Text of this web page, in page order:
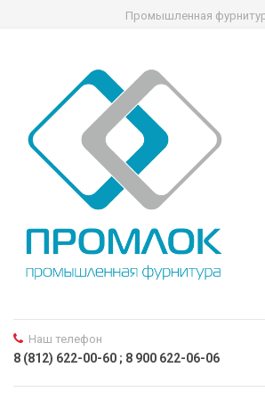
Промышленная
Наш телефон
8 (812) 622-00-60 ; 8 900 622-06-06